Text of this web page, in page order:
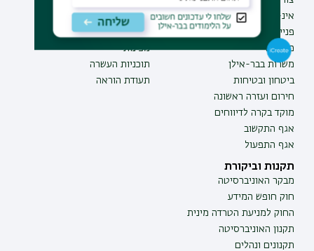
אינ-בר מידע אישי לסטודנט
פנייה למנהל האתר
מכרזים
משרות בבר-אילן
ביטחון ובטיחות
חירום ועזרה ראשונה
מוקד בקרה לדיווחים
אגף התקשוב
אגף התפעול
תואר שני
תואר שלישי
מכינות
תוכניות העשרה
תעודת הוראה
תקנות וביקורת
מבקר האוניברסיטה
חוק חופש המידע
החוק למניעת הטרדה מינית
תקנון האוניברסיטה
תקנונים ונהלים